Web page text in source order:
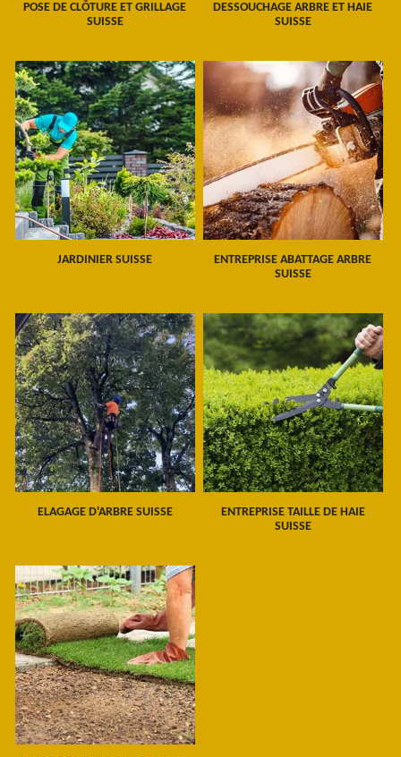
POSE DE CLÔTURE ET GRILLAGE
SUISSE
DESSOUCHAGE ARBRE ET HAIE
SUISSE
JARDINIER SUISSE
ENTREPRISE ABATTAGE ARBRE
SUISSE
ELAGAGE D'ARBRE SUISSE
ENTREPRISE TAILLE DE HAIE
SUISSE